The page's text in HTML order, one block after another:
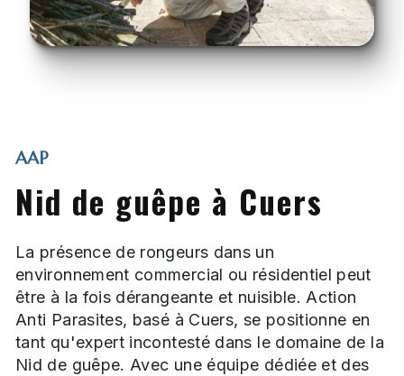
AAP
Nid de guêpe à Cuers
La présence de rongeurs dans un
environnement commercial ou résidentiel peut
être à la fois dérangeante et nuisible. Action
Anti Parasites, basé à Cuers, se positionne en
tant qu'expert incontesté dans le domaine de la
Nid de guêpe. Avec une équipe dédiée et des